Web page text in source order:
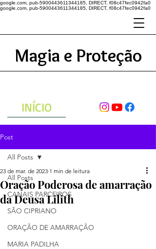
google.com, pub-5900443611344185, DIRECT, f08c47fec0942fa0
google.com, pub-5900443611344185, DIRECT, f08c47fec0942fa0
Magia e Proteção
INÍCIO
Post
All Posts
CANAIS PARCEIROS
SÃO CIPRIANO
ORAÇÃO DE AMARRAÇÃO
MARIA PADILHA
All Posts
Oração Poderosa de amarração
da Deusa Lilith
23 de mar. de 2023 1 min de leitura